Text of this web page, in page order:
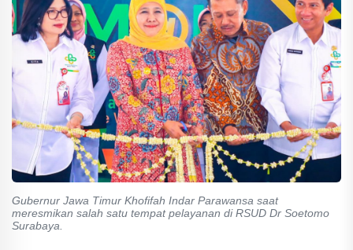
Gubernur Jawa Timur Khofifah Indar Parawansa saat
meresmikan salah satu tempat pelayanan di RSUD Dr Soetomo
Surabaya.